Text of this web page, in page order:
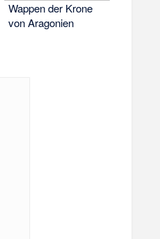
Wappen der Krone
von Aragonien